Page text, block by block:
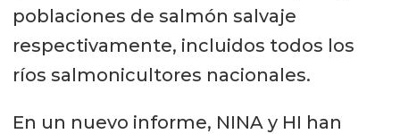
poblaciones de salmón salvaje
respectivamente, incluidos todos los
ríos salmonicultores nacionales.
En un nuevo informe, NINA y HI han